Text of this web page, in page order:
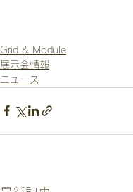
Grid & Module
展示会情報
ニュース